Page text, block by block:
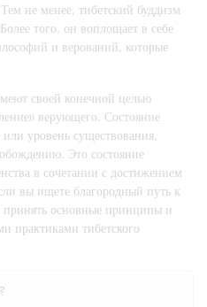
не менее, тибетский буддизм
того, он воплощает в себе
и верований, которые
своей конечной целью
верующего. Состояние
уровень существования,
Это состояние
в сочетании с достижением
вы ищете благородный путь к
принять основные принципы и
практиками тибетского